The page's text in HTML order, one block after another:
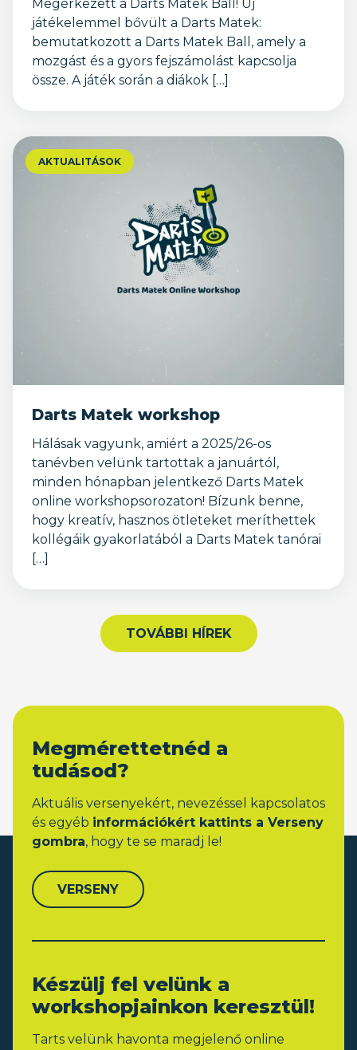
Megérkezett a Darts Matek Ball! Új
játékelemmel bővült a Darts Matek:
bemutatkozott a Darts Matek Ball, amely a
mozgást és a gyors fejszámolást kapcsolja
össze. A játék során a diákok […]
AKTUALITÁSOK
Darts Matek workshop
Hálásak vagyunk, amiért a 2025/26-os
tanévben velünk tartottak a januártól,
minden hónapban jelentkező Darts Matek
online workshopsorozaton! Bízunk benne,
hogy kreatív, hasznos ötleteket meríthettek
kollégáik gyakorlatából a Darts Matek tanórai
[…]
TOVÁBBI HÍREK
Megmérettetnéd a
tudásod?
Aktuális versenyekért, nevezéssel kapcsolatos
és egyéb információkért kattints a Verseny
gombra, hogy te se maradj le!
VERSENY
Készülj fel velünk a
workshopjainkon keresztül!
Tarts velünk havonta megjelenő online